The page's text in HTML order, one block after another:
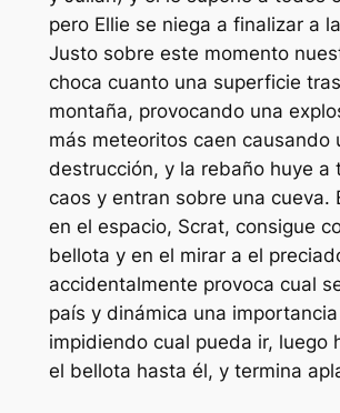
pero Ellie se niega a finalizar a
Justo sobre este momento
choca cuanto una superficie
montaña, provocando una
más meteoritos caen causando
destrucción, y la rebaño huye a
caos y entran sobre una cueva.
en el espacio, Scrat, consigue
bellota y en el mirar a el
accidentalmente provoca cual
país y dinámica una
impidiendo cual pueda ir, luego
el bellota hasta él, y termina